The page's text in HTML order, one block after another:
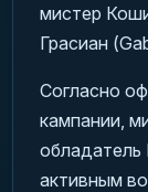
мистер
Грасиан
Согласно
кампании,
активным